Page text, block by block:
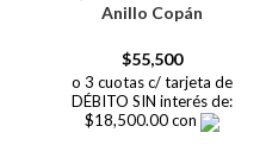
Anillo Copán
$55,500
o 3 cuotas c/ tarjeta de
DÉBITO SIN interés de:
$18,500.00 con